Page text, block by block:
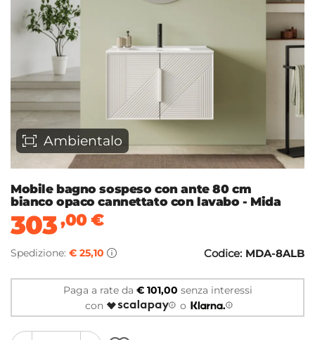
Ambientalo
Mobile bagno sospeso con ante 80 cm
bianco opaco cannettato con lavabo - Mida
303,00€
Spedizione: € 25,10 Codice: MDA-8ALB
Paga a rate da € 101,00 senza interessi
con
o